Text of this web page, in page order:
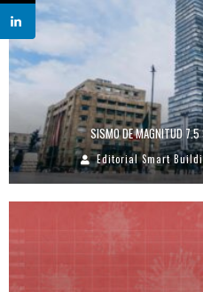
SISMO DE MAGNITUD 7.5
Editorial Smart